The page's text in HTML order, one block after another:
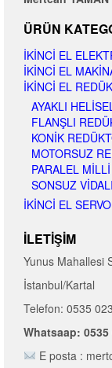
ÜRÜN
İKINCI EL
İKINCI EL
İKINCI EL
AYAKLI
FLANŞLI
KONIK
MOTORSUZ
PARALEL
SONSUZ
İKINCI EL
İLETIŞIM
Yunus Mahallesi
İstanbul/Kartal
Telefon: 0535
Whatsaap: 0535
E posta :